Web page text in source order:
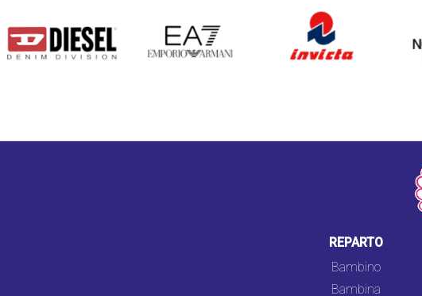
INVICTA
REPARTO
Bambino
Bambina